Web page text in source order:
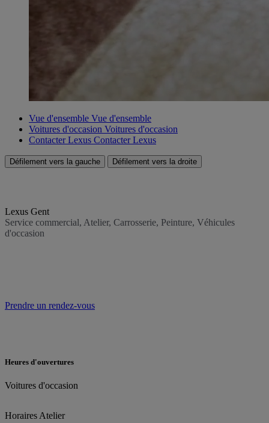
Vue d'ensemble Vue d'ensemble
Voitures d'occasion Voitures d'occasion
Contacter Lexus Contacter Lexus
Défilement vers la gauche Défilement vers la droite
Lexus Gent
Service commercial, Atelier, Carrosserie, Peinture, Véhicules
d'occasion
Prendre un rendez-vous
Heures d'ouvertures
Voitures d'occasion
Horaires Atelier